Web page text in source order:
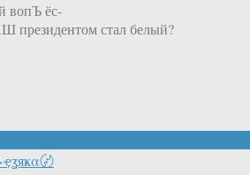
вопЪ ёс-
стал белый?
〄